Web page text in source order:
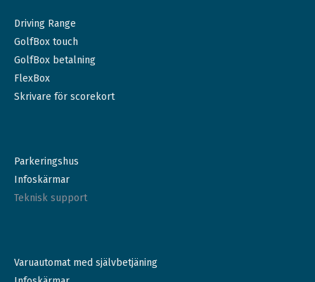
Driving Range
GolfBox touch
GolfBox betalning
FlexBox
Skrivare för scorekort
Parkeringshus
Infoskärmar
Teknisk support
Varuautomat med självbetjäning